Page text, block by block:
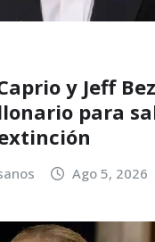
y Jeff
para
Ago 5, 2026